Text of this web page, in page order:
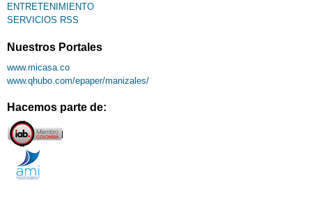
ENTRETENIMIENTO
SERVICIOS RSS
Nuestros Portales
www.micasa.co
www.qhubo.com/epaper/manizales/
Hacemos parte de: